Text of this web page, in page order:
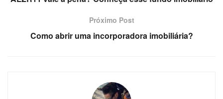
Próximo Post
Como abrir uma incorporadora imobiliária?